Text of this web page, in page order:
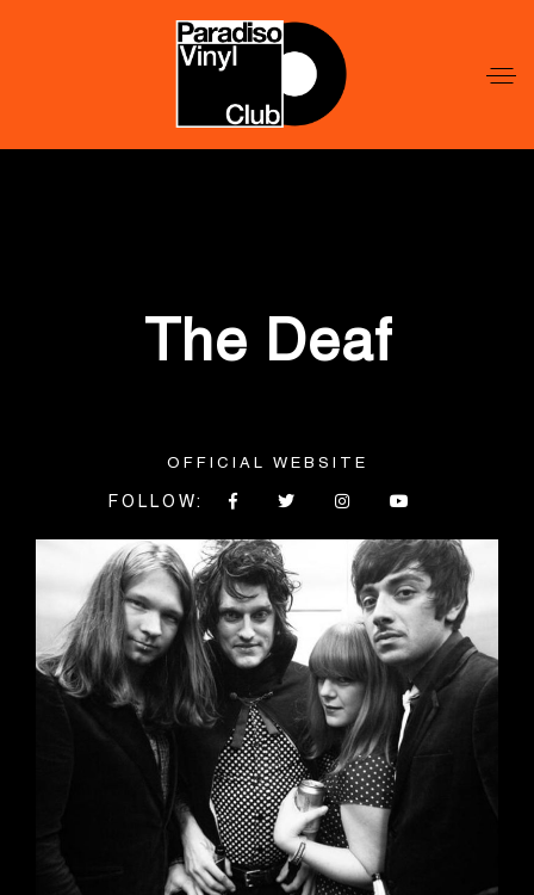
Lid
The Deaf
OFFICIAL WEBSITE
FOLLOW: